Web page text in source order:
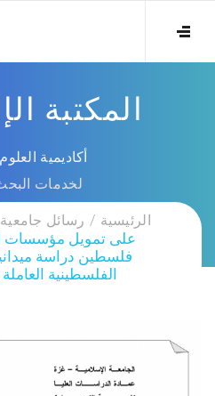
المكتبة
أكاديمية
لخدمات
الرئيسية رسائل جامعية
على تمويل مؤسسات
فلسطين دراسة
الفلسطينية